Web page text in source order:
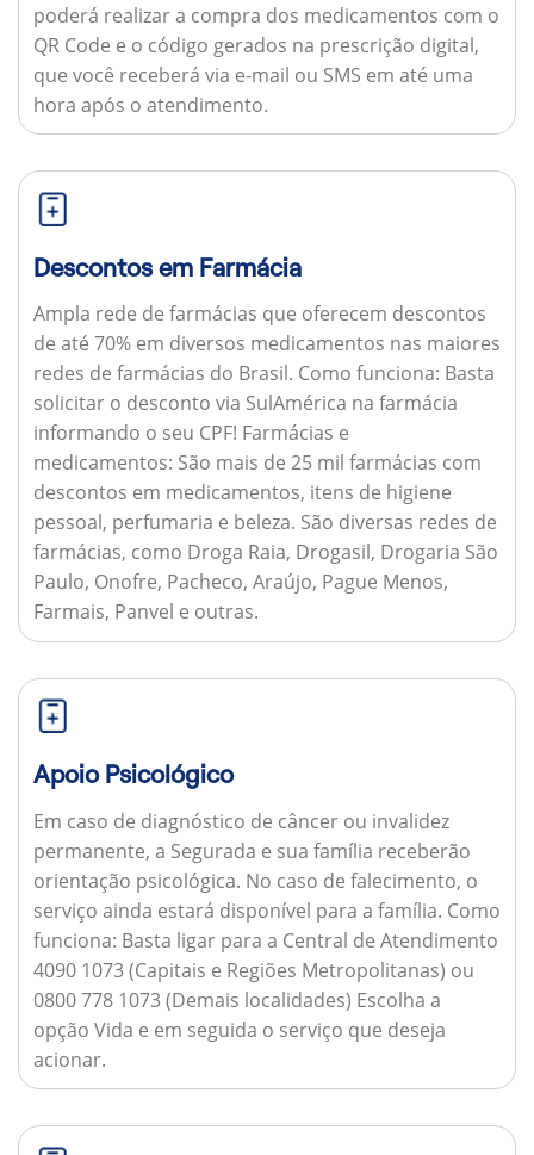
poderá realizar a compra dos medicamentos com o
QR Code e o código gerados na prescrição digital,
que você receberá via e-mail ou SMS em até uma
hora após o atendimento.
Descontos em Farmácia
Ampla rede de farmácias que oferecem descontos
de até 70% em diversos medicamentos nas maiores
redes de farmácias do Brasil. Como funciona: Basta
solicitar o desconto via SulAmérica na farmácia
informando o seu CPF! Farmácias e
medicamentos: São mais de 25 mil farmácias com
descontos em medicamentos, itens de higiene
pessoal, perfumaria e beleza. São diversas redes de
farmácias, como Droga Raia, Drogasil, Drogaria São
Paulo, Onofre, Pacheco, Araújo, Pague Menos,
Farmais, Panvel e outras.
Apoio Psicológico
Em caso de diagnóstico de câncer ou invalidez
permanente, a Segurada e sua família receberão
orientação psicológica. No caso de falecimento, o
serviço ainda estará disponível para a família. Como
funciona: Basta ligar para a Central de Atendimento
4090 1073 (Capitais e Regiões Metropolitanas) ou
0800 778 1073 (Demais localidades) Escolha a
opção Vida e em seguida o serviço que deseja
acionar.